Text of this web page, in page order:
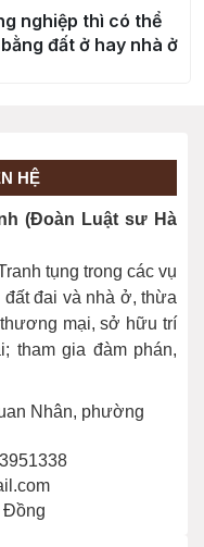
nghiệp thì có thể
đất ở hay nhà ở
20/03/2026
26/02/2026
HỆ
(Đoàn Luật sư Hà
tụng trong các vụ
đai và nhà ở, thừa
mại, sở hữu trí
tham gia đàm phán,
Nhân, phường
Đồng